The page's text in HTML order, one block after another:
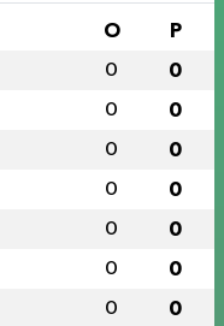
O P
0 0
0 0
0 0
0 0
0 0
0 0
0 0